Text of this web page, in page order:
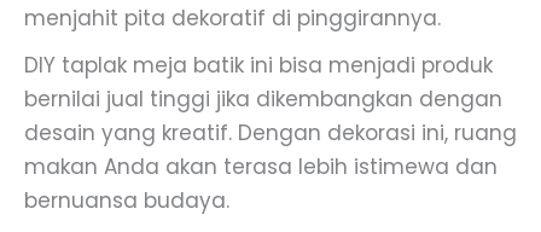
menjahit pita dekoratif di pinggirannya.
DIY taplak meja batik ini bisa menjadi produk
bernilai jual tinggi jika dikembangkan dengan
desain yang kreatif. Dengan dekorasi ini, ruang
makan Anda akan terasa lebih istimewa dan
bernuansa budaya.